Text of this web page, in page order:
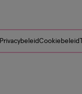
PrivacybeleidCookiebeleid